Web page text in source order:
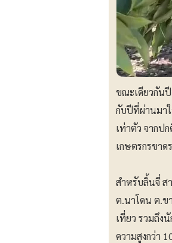
ขณะเดียวกัน
กับปีที่ผ่านมา
เท่าตัว จากป
เกษตรกรขาด
สำหรับลิ้นจี่ ส
ต.นาโดน ต.ข
เที่ยว รวมถึง
ความสูงกว่า